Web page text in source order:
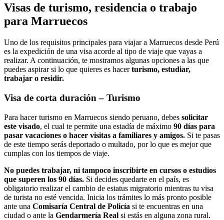
Visas de turismo, residencia o trabajo
para Marruecos
Uno de los requisitos principales para viajar a Marruecos desde Perú
es la expedición de una visa acorde al tipo de viaje que vayas a
realizar. A continuación, te mostramos algunas opciones a las que
puedes aspirar si lo que quieres es hacerturismo, estudiar,
trabajar o residir.
Visa de corta duración – Turismo
Para hacer turismo en Marruecos siendo peruano, debes solicitar
este visado, el cual te permite una estadía de máximo 90 días para
pasar vacaciones o hacer visitas a familiares y amigos. Si te pasas
de este tiempo serás deportado o multado, por lo que es mejor que
cumplas con los tiempos de viaje.
No puedes trabajar, ni tampoco inscribirte en cursos o estudios
que superen los 90 días. Si decides quedarte en el país, es
obligatorio realizar el cambio de estatus migratorio mientras tu visa
de turista no esté vencida. Inicia los trámites lo más pronto posible
ante una Comisaría Central de Policía si te encuentras en una
ciudad o ante la Gendarmería Real si estás en alguna zona rural.